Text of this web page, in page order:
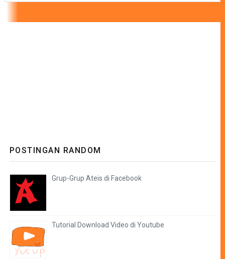
POSTINGAN RANDOM
Grup-Grup Ateis di Facebook
Tutorial Download Video di Youtube